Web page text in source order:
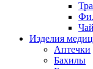
Изделия
Аптечки
Бахилы